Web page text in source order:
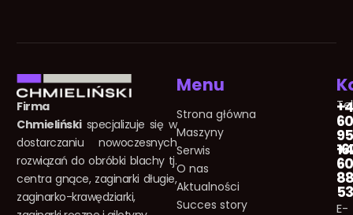
Firma
Chmielińskispecjalizuje się w
dostarczaniu nowoczesnych
rozwiązań do obróbki blachy tj.
centra gnące, zaginarki długie,
zaginarko-krawędziarki,
Menu
Strona główna
Maszyny
Serwis
O nas
Aktualności
Succes story
E-